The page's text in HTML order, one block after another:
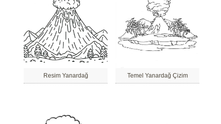
Resim Yanardağ Temel Yanardağ Çizim